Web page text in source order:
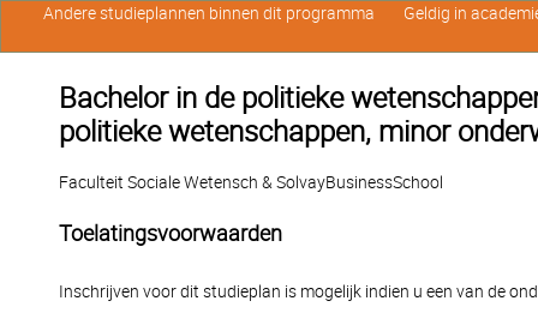
Bachelor in de politieke
politieke wetenschappen, minor
Faculteit Sociale Wetensch & SolvayBusinessSchool
Toelatingsvoorwaarden
Inschrijven voor dit studieplan is mogelijk indien u een van de
Andere studieplannen binnen dit programma Geldig in